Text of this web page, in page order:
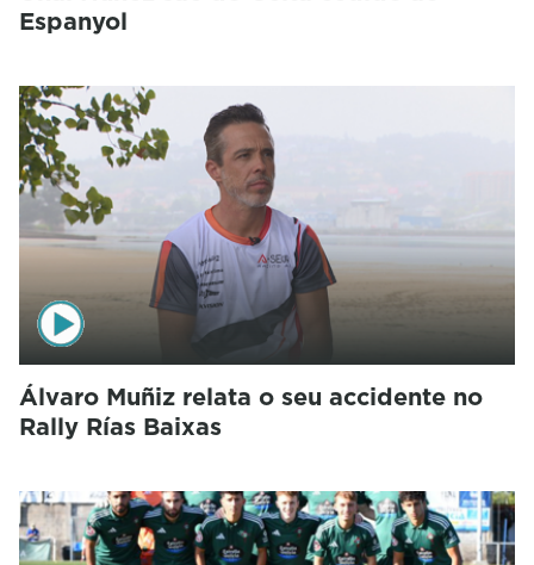
Espanyol
Álvaro Muñiz relata o seu accidente no
Rally Rías Baixas